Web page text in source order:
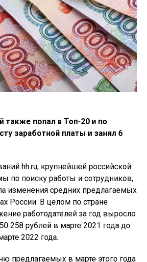
также попал в Топ-20 и по
заработной платы и занял 6
hh.ru, крупнейшей российской
по поиску работы и сотрудников,
изменения средних предлагаемых
России. В целом по стране
работодателей за год выросло
258 рублей в марте 2021 года до
2022 года.
предлагаемых в марте этого года